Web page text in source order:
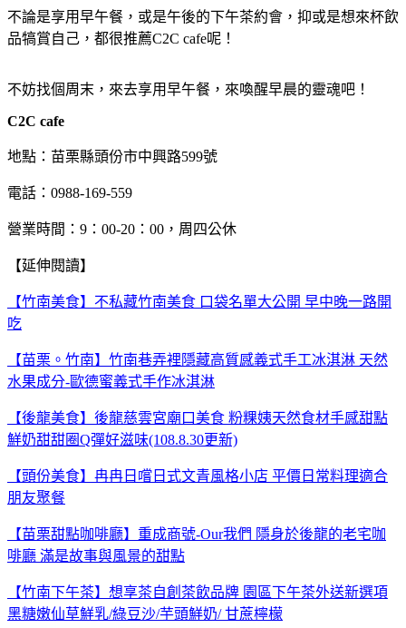
不論是享用早午餐，或是午後的下午茶約會，抑或是想來杯飲
品犒賞自己，都很推薦C2C cafe呢！
不妨找個周末，來去享用早午餐，來喚醒早晨的靈魂吧！
C2C cafe
地點：苗栗縣頭份市中興路599號
電話：0988-169-559
營業時間：9：00-20：00，周四公休
【延伸閱讀】
【竹南美食】不私藏竹南美食 口袋名單大公開 早中晚一路開
吃
【苗栗。竹南】竹南巷弄裡隱藏高質感義式手工冰淇淋 天然
水果成分-歐德蜜義式手作冰淇淋
【後龍美食】後龍慈雲宮廟口美食 粉粿姨天然食材手感甜點
鮮奶甜甜圈Q彈好滋味(108.8.30更新)
【頭份美食】冉冉日嚐日式文青風格小店 平價日常料理適合
朋友聚餐
【苗栗甜點咖啡廳】重成商號-Our我們 隱身於後龍的老宅咖
啡廳 滿是故事與風景的甜點
【竹南下午茶】想享茶自創茶飲品牌 園區下午茶外送新選項
黑糖嫩仙草鮮乳/綠豆沙/芋頭鮮奶/ 甘蔗檸檬